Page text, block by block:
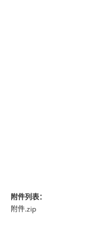
附件列表：
附件.zip